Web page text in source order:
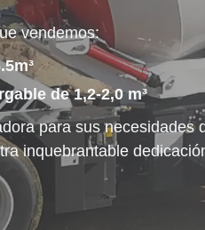
vendemos:
de 1,2-2,0 m³
para sus necesidades
inquebrantable